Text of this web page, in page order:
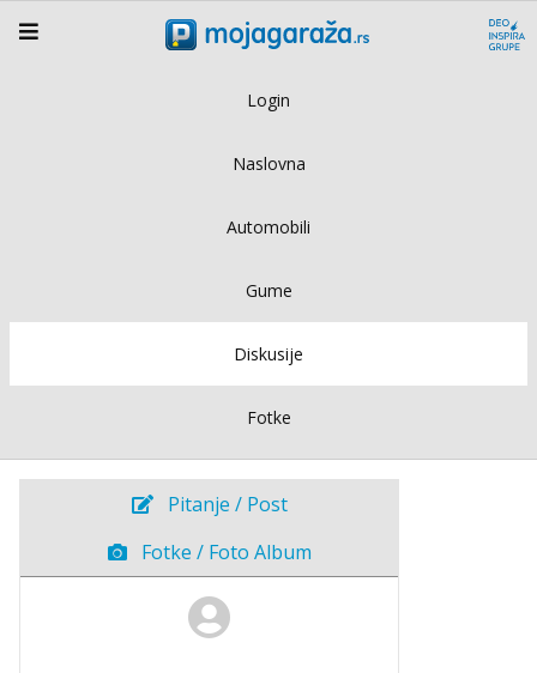
Login
Naslovna
Automobili
Gume
Diskusije
Fotke
Pitanje / Post
Fotke / Foto Album